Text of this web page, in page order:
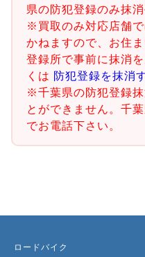
県の防犯登録のみ抹
※買取のみ対応店舗
かねますので、お住
登録所で事前に抹消
くは 防犯登録を抹消
※千葉県の防犯登録
とができません。千
でお電話下さい。
ロードバイク